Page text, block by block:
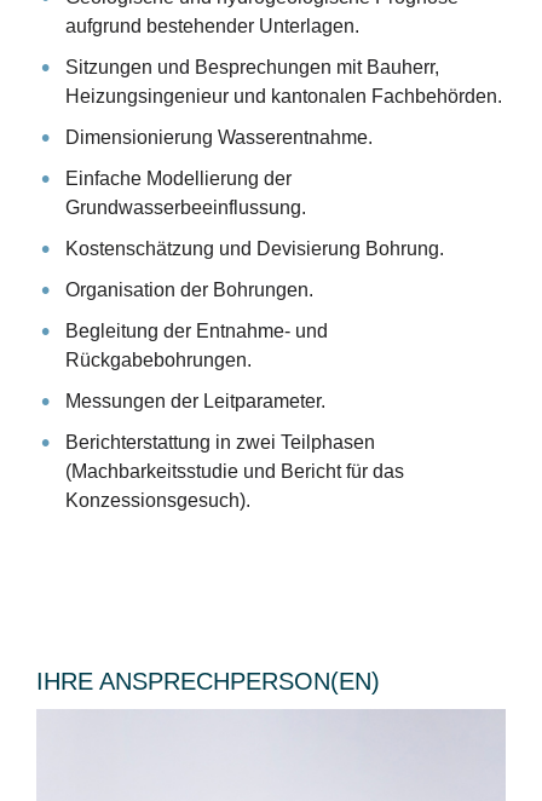
aufgrund bestehender Unterlagen.
Sitzungen und Besprechungen mit Bauherr,
Heizungsingenieur und kantonalen Fachbehörden.
Dimensionierung Wasserentnahme.
Einfache Modellierung der
Grundwasserbeeinflussung.
Kostenschätzung und Devisierung Bohrung.
Organisation der Bohrungen.
Begleitung der Entnahme- und
Rückgabebohrungen.
Messungen der Leitparameter.
Berichterstattung in zwei Teilphasen
(Machbarkeitsstudie und Bericht für das
Konzessionsgesuch).
IHRE ANSPRECHPERSON(EN)